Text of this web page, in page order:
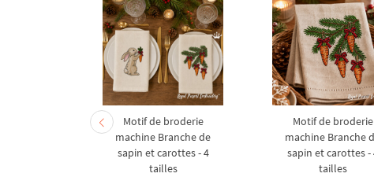
Motif de broderie
machine Branche de
sapin et carottes - 4
tailles
Motif de broderie
machine Branche
sapin et carottes -
tailles